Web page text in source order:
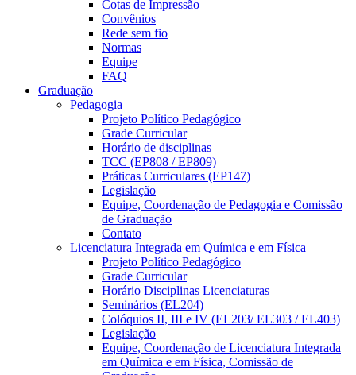
Cotas de Impressão
Convênios
Rede sem fio
Normas
Equipe
FAQ
Graduação
Pedagogia
Projeto Político Pedagógico
Grade Curricular
Horário de disciplinas
TCC (EP808 / EP809)
Práticas Curriculares (EP147)
Legislação
Equipe, Coordenação de Pedagogia e Comissão
de Graduação
Contato
Licenciatura Integrada em Química e em Física
Projeto Político Pedagógico
Grade Curricular
Horário Disciplinas Licenciaturas
Seminários (EL204)
Colóquios II, III e IV (EL203/ EL303 / EL403)
Legislação
Equipe, Coordenação de Licenciatura Integrada
em Química e em Física, Comissão de